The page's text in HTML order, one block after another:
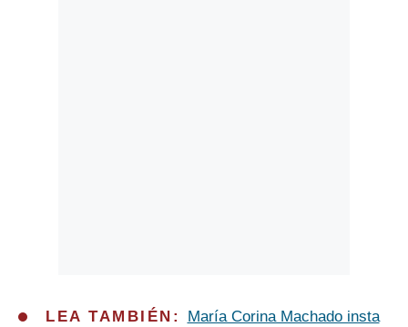
LEA TAMBIÉN:
María Corina Machado insta